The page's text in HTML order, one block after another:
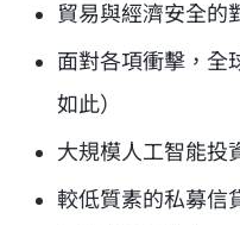
貿易與經濟安全的
面對各項衝擊，全
如此）
大規模人工智能投
較低質素的私募信